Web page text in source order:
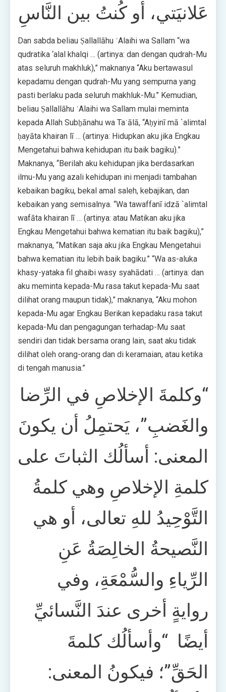
عَلانيَتي، أو كُنتُ بين النَّاسِ
Dan sabda beliau Ṣallallāhu ʿAlaihi wa Sallam “wa
qudratika ‘alal khalqi … (artinya: dan dengan qudrah-Mu
atas seluruh makhluk),” maknanya “Aku bertawasul
kepadamu dengan qudrah-Mu yang sempurna yang
pasti berlaku pada seluruh makhluk-Mu.” Kemudian,
beliau Ṣallallāhu ʿAlaihi wa Sallam mulai meminta
kepada Allah Subẖānahu wa Taʿālā, “Aḥyinī mā `alimtal
ḥayāta khairan lī … (artinya: Hidupkan aku jika Engkau
Mengetahui bahwa kehidupan itu baik bagiku).”
Maknanya, “Berilah aku kehidupan jika berdasarkan
ilmu-Mu yang azali kehidupan ini menjadi tambahan
kebaikan bagiku, bekal amal saleh, kebajikan, dan
kebaikan yang semisalnya. “Wa tawaffanī idzā `alimtal
wafāta khairan lī … (artinya: atau Matikan aku jika
Engkau Mengetahui bahwa kematian itu baik bagiku),”
maknanya, “Matikan saja aku jika Engkau Mengetahui
bahwa kematian itu lebih baik bagiku.” “Wa as-aluka
khasy-yataka fil ghaibi wasy syahādati … (artinya: dan
aku meminta kepada-Mu rasa takut kepada-Mu saat
dilihat orang maupun tidak),” maknanya, “Aku mohon
kepada-Mu agar Engkau Berikan kepadaku rasa takut
kepada-Mu dan pengagungan terhadap-Mu saat
sendiri dan tidak bersama orang lain, saat aku tidak
dilihat oleh orang-orang dan di keramaian, atau ketika
di tengah manusia.”
“وكلمةَ الإخلاصِ في الرِّضا
والغَضبِ”، يَحتمِلُ أن يكونَ
المعنى: أسألُك الثباتَ على
كلمةِ الإخلاصِ وهي كلمةُ
التَّوْحِيدُ للهِ تعالى، أو هي
النَّصيحةُ الخالِصَةُ عَنِ
الرِّياءِ والسُّمْعَةِ، وفي
روايةٍ أخرى عندَ النَّسائيِّ
أيضًا “وأسألُك كلمةَ
الحَقِّ”؛ فيكونُ المعنى: